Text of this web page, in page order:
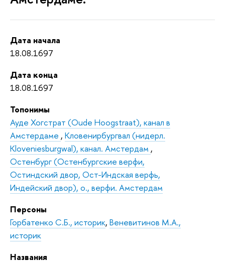
Дата начала
18.08.1697
Дата конца
18.08.1697
Топонимы
Ауде Хогстрат (Oude Hoogstraat), канал в
Амстердаме , Кловенирбургвал (нидерл.
Kloveniesburgwal), канал. Амстердам ,
Остенбург (Остенбургские верфи,
Остиндский двор, Ост-Индская верфь,
Индейский двор), о., верфи. Амстердам
Персоны
Горбатенко С.Б., историк, Веневитинов М.А.,
историк
Названия